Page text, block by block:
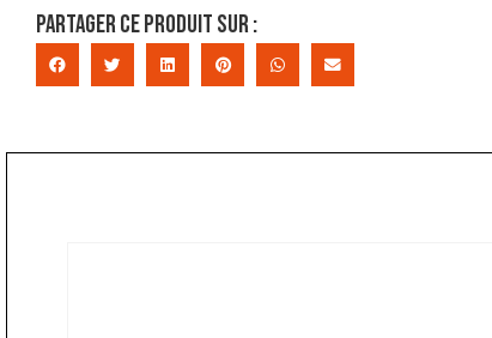
Partager ce produit sur :